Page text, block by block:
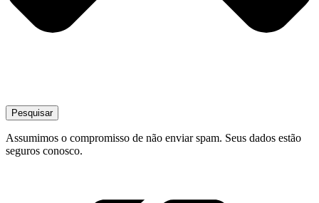
Pesquisar
Assumimos o compromisso de não enviar spam. Seus dados estão
seguros conosco.